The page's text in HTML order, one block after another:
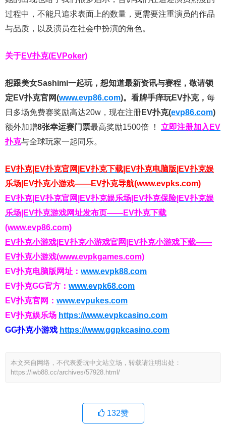
过程中，不能只追求表面上的数量，更需要注重演员的作品
与品质，以及演员在社会中扮演的角色。
关于EV扑克(EVPoker)
想跟美女Sashimi一起玩， 想知道最新资讯与赛程， 敬请锁
定EV扑克官网(www.evp86.com)。 看牌手痒玩EV扑克， 每
日多场免费赛奖励高达20w，现在注册EV扑克(evp86.com)
额外加赠8张幸运赛门票最高奖励1500倍 ！ 立即注册加入EV
扑克与全球玩家一起同乐。
EV扑克|EV扑克官网|EV扑克下载|EV扑克电脑版|EV扑克娱
乐场|EV扑克小游戏——EV扑克导航(www.evpks.com)
EV扑克|EV扑克官网|EV扑克娱乐场|EV扑克保险|EV扑克娱
乐场|EV扑克游戏网址发布页——EV扑克下载
(www.evp86.com)
EV扑克小游戏|EV扑克小游戏官网|EV扑克小游戏下载——
EV扑克小游戏(www.evpkgames.com)
EV扑克电脑版网址： www.evpk88.com
EV扑克GG官方： www.evpk68.com
EV扑克官网： www.evpukes.com
EV扑克娱乐场 https://www.evpkcasino.com
GG扑克小游戏 https://www.ggpkcasino.com
本文来自网络，不代表爱玩中文站立场，转载请注明出处：
https://iwb88.cc/archives/57928.html/
132赞